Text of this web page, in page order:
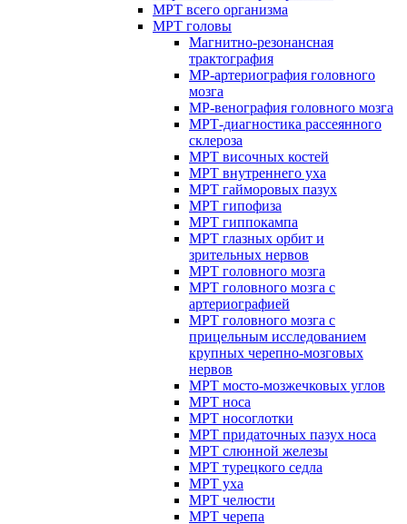
МРТ всего организма
МРТ головы
Магнитно-резонансная
трактография
МР-артериография головного
мозга
МР-венография головного мозга
МРТ-диагностика рассеянного
склероза
МРТ височных костей
МРТ внутреннего уха
МРТ гайморовых пазух
МРТ гипофиза
МРТ гиппокампа
МРТ глазных орбит и
зрительных нервов
МРТ головного мозга
МРТ головного мозга с
артериографией
МРТ головного мозга с
прицельным исследованием
крупных черепно-мозговых
нервов
МРТ мосто-мозжечковых углов
МРТ носа
МРТ носоглотки
МРТ придаточных пазух носа
МРТ слюнной железы
МРТ турецкого седла
МРТ уха
МРТ челюсти
МРТ черепа